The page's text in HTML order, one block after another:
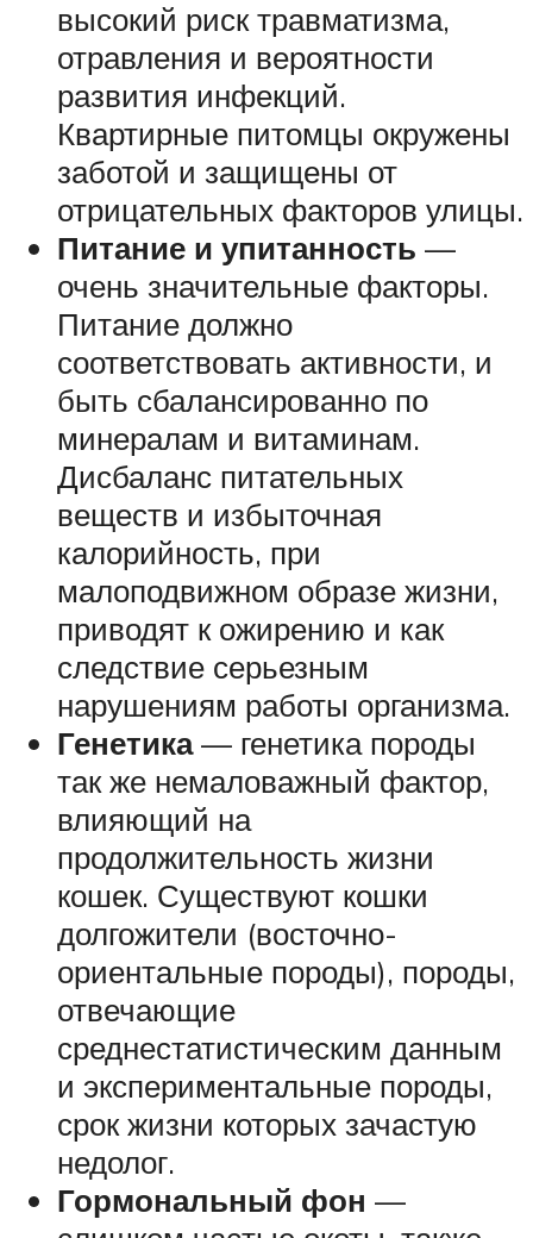
высокий риск травматизма,
отравления и вероятности
развития инфекций.
Квартирные питомцы окружены
заботой и защищены от
отрицательных факторов улицы.
Питание и упитанность —
очень значительные факторы.
Питание должно
соответствовать активности, и
быть сбалансированно по
минералам и витаминам.
Дисбаланс питательных
веществ и избыточная
калорийность, при
малоподвижном образе жизни,
приводят к ожирению и как
следствие серьезным
нарушениям работы организма.
Генетика— генетика породы
так же немаловажный фактор,
влияющий на
продолжительность жизни
кошек. Существуют кошки
долгожители (восточно-
ориентальные породы), породы,
отвечающие
среднестатистическим данным
и экспериментальные породы,
срок жизни которых зачастую
недолог.
Гормональный фон —